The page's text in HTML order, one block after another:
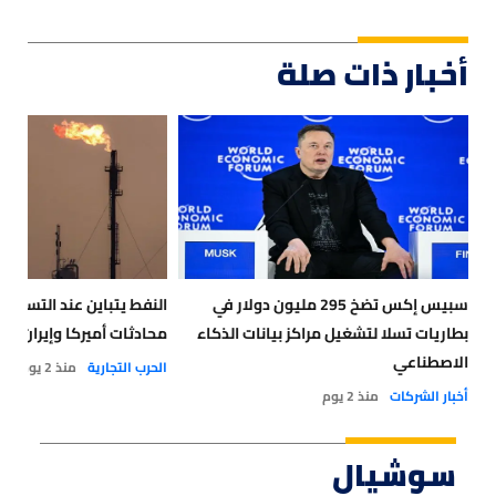
أخبار ذات صلة
سبيس إكس تضخ 295 مليون دولار في
بطاريات تسلا لتشغيل مراكز بيانات الذكاء
الاصطناعي
أخبار الشركات منذ 2 يوم
النفط يتباين عند
محادثات أميركا وإيران
الحرب التجارية منذ 2 يوم
سوشيال